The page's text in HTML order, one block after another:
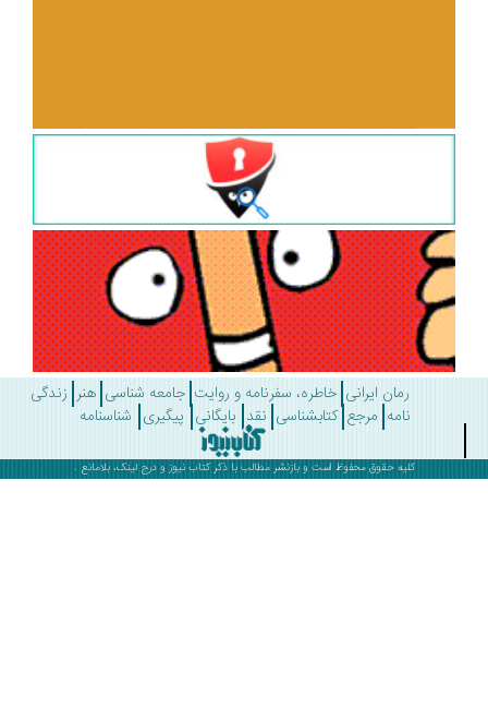
رمان ایرانی خاطره، سفرنامه و روایت جامعه شناسی هنر زندگی
مرجع کتابشناسی نقد بایگانی پیگیری شناسنامه
کلیه حقوق محفوظ است و بازنشر مطالب با ذکرکتاب نیوز و درج لینک، بلامانع .